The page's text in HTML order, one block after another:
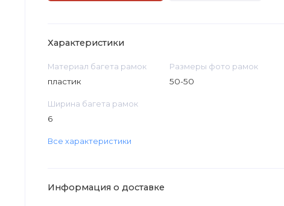
Характеристики
Материал багета рамок
пластик
Размеры фото рамок
50-50
Ширина багета рамок
6
Все характеристики
Информация о доставке